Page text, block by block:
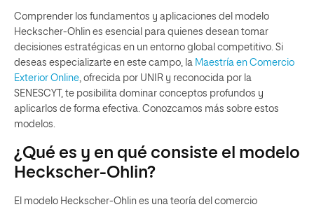
Comprender los fundamentos y aplicaciones del modelo
Heckscher-Ohlin es esencial para quienes desean tomar
decisiones estratégicas en un entorno global competitivo. Si
deseas especializarte en este campo, la Maestría en Comercio
Exterior Online , ofrecida por UNIR y reconocida por la
SENESCYT, te posibilita dominar conceptos profundos y
aplicarlos de forma efectiva. Conozcamos más sobre estos
modelos.
¿Qué es y en qué consiste el modelo
Heckscher-Ohlin?
El modelo Heckscher-Ohlin es una teoría del comercio